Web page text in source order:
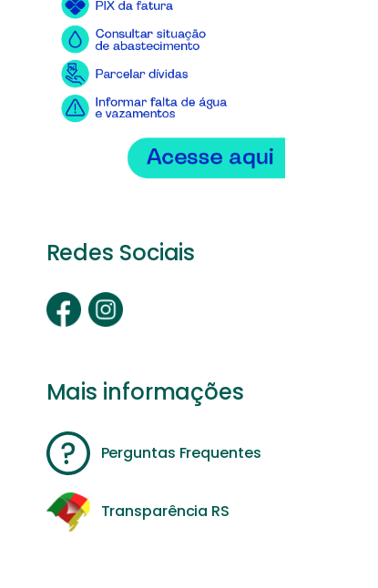
Redes Sociais
Mais informações
Perguntas Frequentes
Transparência RS